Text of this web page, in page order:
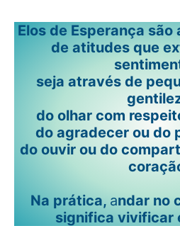
Elos de Esperança
de atitudes que
seja através de
do olhar com
do agradecer ou do
do ouvir ou do
Na prática, andar no
significa vivificar